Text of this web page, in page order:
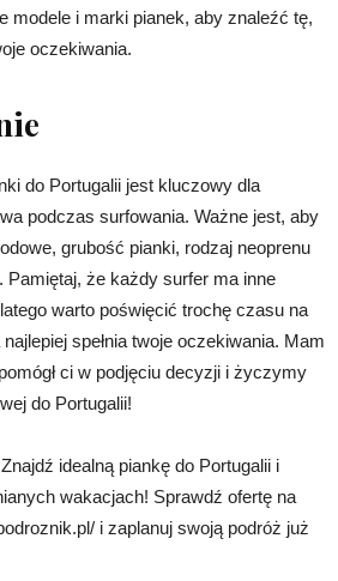
modele i marki pianek, aby znaleźć tę,
oczekiwania.
do Portugalii jest kluczowy dla
podczas surfowania. Ważne jest, aby
grubość pianki, rodzaj neoprenu
Pamiętaj, że każdy surfer ma inne
warto poświęcić trochę czasu na
spełnia twoje oczekiwania. Mam
ci w podjęciu decyzji i życzymy
do Portugalii!
idealną piankę do Portugalii i
wakacjach! Sprawdź ofertę na
i zaplanuj swoją podróż już